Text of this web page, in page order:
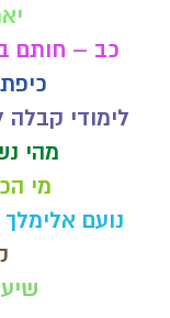
כב – חותם
לימודי
מהי
מי
נועם אלימלך